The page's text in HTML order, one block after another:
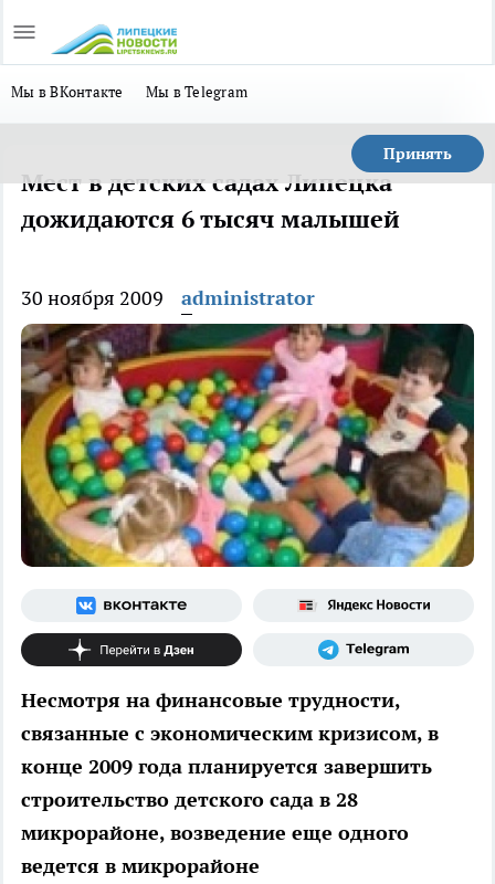
Мы в ВКонтакте Мы в Telegram
Принять
Мест в детских садах Липецка
дожидаются 6 тысяч малышей
30 ноября 2009 administrator
Несмотря на финансовые трудности,
связанные с экономическим кризисом, в
конце 2009 года планируется завершить
строительство детского сада в 28
микрорайоне, возведение еще одного
ведется в микрорайоне